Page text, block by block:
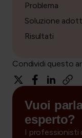
Problema
Soluzione
Risultati
Condividi questo
Vuoi
esperto?
I professionisti